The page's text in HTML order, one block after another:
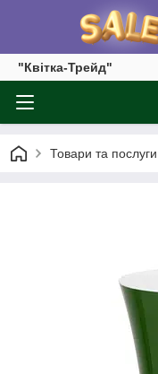
"Квітка-Трейд"
Товари та послуги